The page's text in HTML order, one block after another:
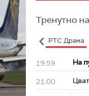
Тренутно
Полетарац РТС Драма
19:59 На
21:00